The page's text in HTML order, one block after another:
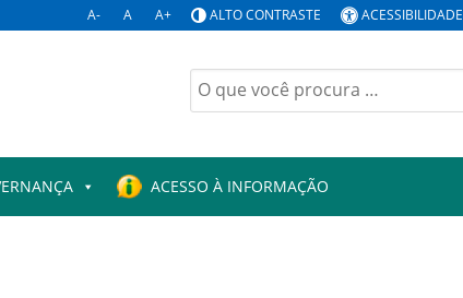
A- A A+ ALTO CONTRASTE ACESSIBILIDADE
Buscar
por:
ACESSO À INFORMAÇÃO